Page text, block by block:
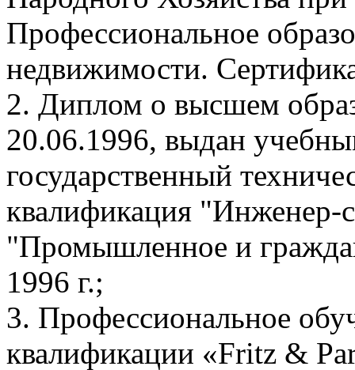
Профессиональное
недвижимости.
2. Диплом о высшем
20.06.1996, выдан
государственный
квалификация "Инженер-
"Промышленное и
1996 г.;
3. Профессиональное
квалификации «Fritz &